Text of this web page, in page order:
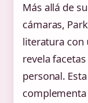
Más allá de
cámaras,
literatura con
revela
personal.